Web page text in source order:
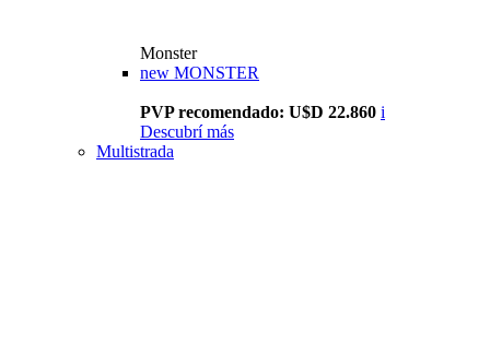
Monster
new MONSTER
PVP recomendado: U$D 22.860 i
Descubrí más
Multistrada